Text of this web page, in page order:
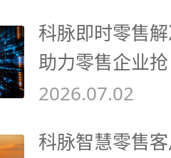
科脉即时零售
助力零售企业
2026.07.02
科脉智慧零售